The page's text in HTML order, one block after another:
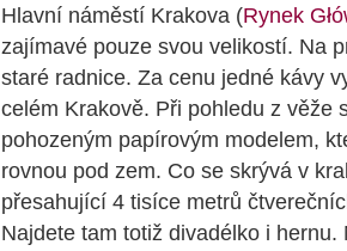
Hlavní náměstí Krakova (Rynek
zajímavé pouze svou velikostí. Na
staré radnice. Za cenu jedné kávy
celém Krakově. Při pohledu z věže
pohozeným papírovým modelem,
rovnou pod zem. Co se skrývá v
přesahující 4 tisíce metrů
Najdete tam totiž divadélko i